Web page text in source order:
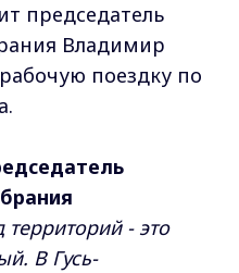
председатель
Владимир
поездку по
- это
В Гусь-